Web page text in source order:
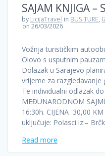
SAJAM KNJIGA –
by LicijaTravel in BUS TURE,
on 26/03/2026
Vožnja turističkim
Olovo s usputnim
Dolazak u Sarajevo
vrijeme za razgledavanje
Te individualni odlazak
MEĐUNARODNOM
16:30h. CIJENA 30,00
uključuje: Polasci iz:–
Read more